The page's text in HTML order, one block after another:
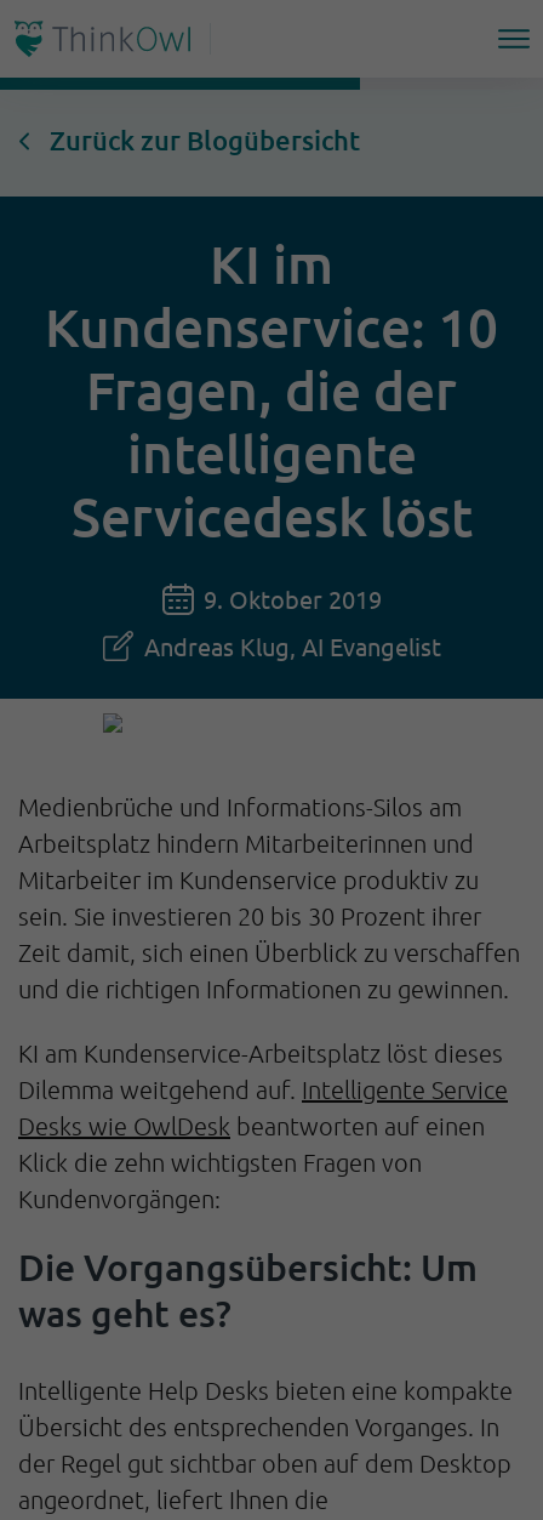
Zurück zur Blogübersicht
KI im
Kundenservice: 10
Fragen, die der
intelligente
Servicedesk löst
9. Oktober 2019
Andreas Klug, AI Evangelist
Medienbrüche und Informations-Silos am
Arbeitsplatz hindern Mitarbeiterinnen und
Mitarbeiter im Kundenservice produktiv zu
sein. Sie investieren 20 bis 30 Prozent ihrer
Zeit damit, sich einen Überblick zu verschaffen
und die richtigen Informationen zu gewinnen.
KI am Kundenservice-Arbeitsplatz löst dieses
Dilemma weitgehend auf. Intelligente Service
Desks wie OwlDesk beantworten auf einen
Klick die zehn wichtigsten Fragen von
Kundenvorgängen:
Die Vorgangsübersicht: Um
was geht es?
Intelligente Help Desks bieten eine kompakte
Übersicht des entsprechenden Vorganges. In
der Regel gut sichtbar oben auf dem Desktop
angeordnet, liefert Ihnen die